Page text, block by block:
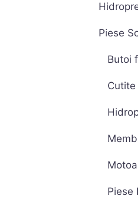
Piese
Butoi
Cutite
Piese